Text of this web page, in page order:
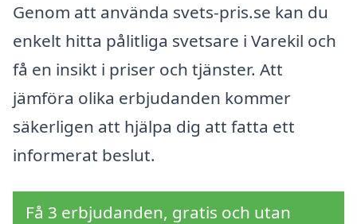
Genom att använda svets-pris.se kan du
enkelt hitta pålitliga svetsare i Varekil och
få en insikt i priser och tjänster. Att
jämföra olika erbjudanden kommer
säkerligen att hjälpa dig att fatta ett
informerat beslut.
Få 3 erbjudanden, gratis och utan